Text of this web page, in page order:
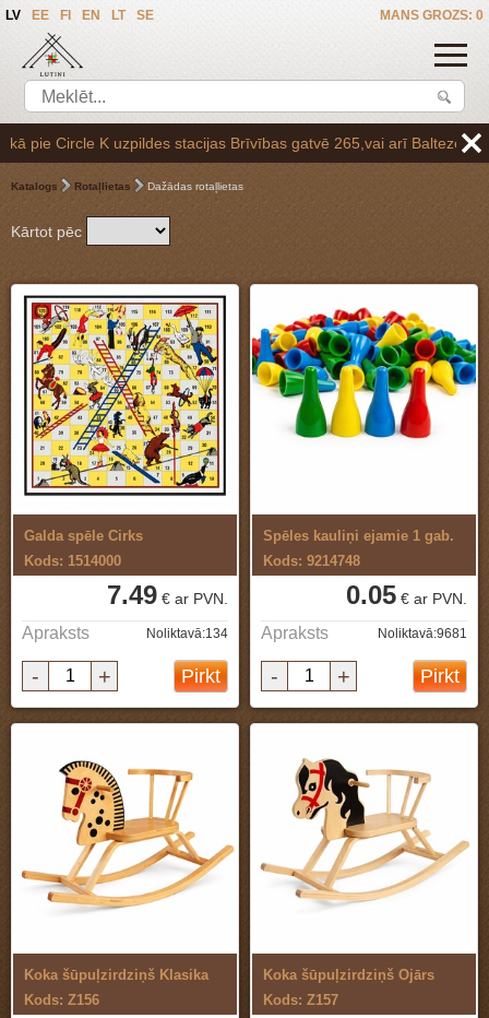
MANS GROZS: 0
LV EE FI EN LT SE
gatvē 265,vai arī Baltezerā, vienojoties par saņemšanas
Katalogs Rotaļlietas Dažādas rotaļlietas
Kārtot pēc
Galda spēle Cirks
Kods: 1514000
7.49 € ar PVN.
Apraksts Noliktavā:134
- + Pirkt
Spēles kauliņi ejamie 1 gab.
Kods: 9214748
0.05 € ar PVN.
Apraksts Noliktavā:9681
- + Pirkt
Koka šūpuļzirdziņš Klasika
Kods: Z156
Koka šūpuļzirdziņš Ojārs
Kods: Z157